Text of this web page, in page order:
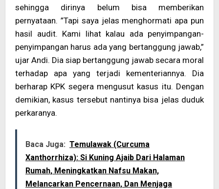
sehingga dirinya belum bisa memberikan
pernyataan. ”Tapi saya jelas menghormati apa pun
hasil audit. Kami lihat kalau ada penyimpangan-
penyimpangan harus ada yang bertanggung jawab,”
ujar Andi. Dia siap bertanggung jawab secara moral
terhadap apa yang terjadi kementeriannya. Dia
berharap KPK segera mengusut kasus itu. Dengan
demikian, kasus tersebut nantinya bisa jelas duduk
perkaranya.
Baca Juga: Temulawak (Curcuma
Xanthorrhiza): Si Kuning Ajaib Dari Halaman
Rumah, Meningkatkan Nafsu Makan,
Melancarkan Pencernaan, Dan Menjaga